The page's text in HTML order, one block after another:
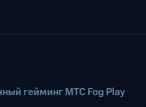
гейминг МТС Fog Play